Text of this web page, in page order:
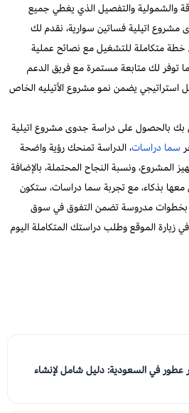
والشمولية والتفصيل الذي يغطي جميع
مشروع اتيلية فساتين سوارية، نقدم لك
متكاملة للتشغيل مع نصائح عملية
كما توفر لك متابعة مستمرة مع فريق الدعم
يضمن نمو مشروع الأتيليه الخاص
بك بالحصول على دراسة جدوى مشروع اتيلية
سما دراسات، الدراسة تمنحك رؤية واضحة
المشروع، ونسبة النجاح المحتملة، بالإضافة
معها بذكاء، مع تجربة سما دراسات، ستكون
بخطوات مدروسة تضمن التفوق في سوق
زيارة الموقع وطلب دراستك المتكاملة اليوم
في السعودية: دليل شامل لإنشاء